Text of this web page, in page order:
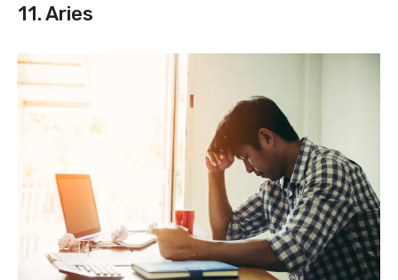
11. Aries